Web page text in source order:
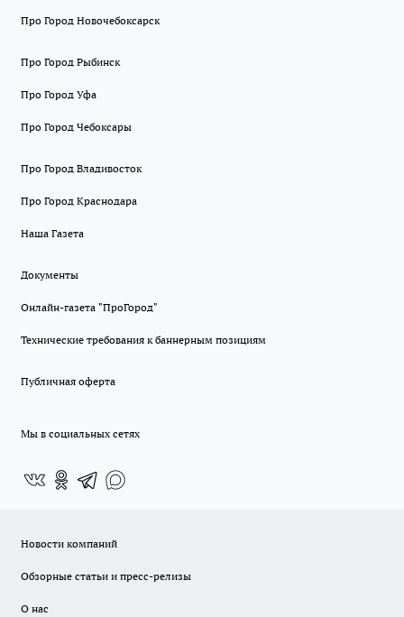
Про Город Новочебоксарск
Про Город Рыбинск
Про Город Уфа
Про Город Чебоксары
Про Город Владивосток
Про Город Краснодара
Наша Газета
Документы
Онлайн-газета "ПроГород"
Технические требования к баннерным позициям
Публичная оферта
Мы в социальных сетях
Новости компаний
Обзорные статьи и пресс-релизы
О нас